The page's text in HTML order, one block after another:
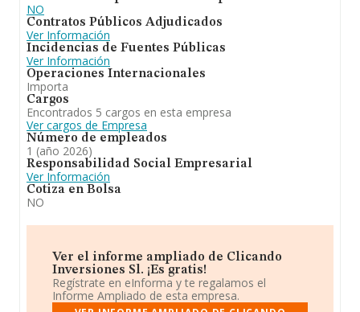
experimentado una subida.
NO
Contratos Públicos Adjudicados
Ver Información
Incidencias de Fuentes Públicas
Ver Información
Operaciones Internacionales
Importa
Cargos
Encontrados 5 cargos en esta empresa
Ver cargos de Empresa
Número de empleados
1 (año 2026)
Responsabilidad Social Empresarial
Ver Información
Cotiza en Bolsa
NO
Ver el informe ampliado de Clicando
Inversiones Sl. ¡Es gratis!
Regístrate en eInforma y te regalamos el
Informe Ampliado de esta empresa.